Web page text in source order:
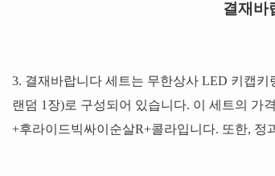
결재바
3. 결재바랍니다 세트는 무한상사 LED 키캡
랜덤 1장)로 구성되어 있습니다. 이 세트의 가
+후라이드빅싸이순살R+콜라입니다. 또한, 정